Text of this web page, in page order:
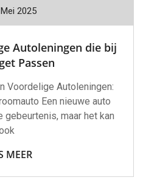
2025
Autoleningen die bij
Passen
Voordelige Autoleningen:
Een nieuwe auto
maar het kan
MEER